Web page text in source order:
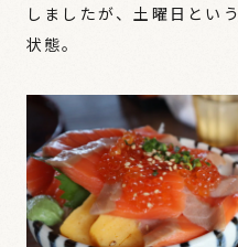
しましたが、土曜日とい
状態。